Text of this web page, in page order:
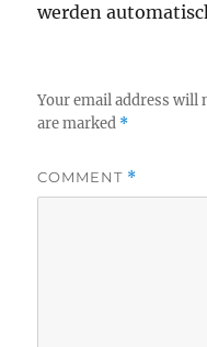
werden
Your email address will
are marked *
COMMENT *